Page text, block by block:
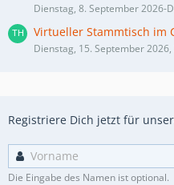
Dienstag, 8. September 2026-
Virtueller Stammtisch im
Dienstag, 15. September
Registriere Dich jetzt für
Die Eingabe des Namen ist optional.